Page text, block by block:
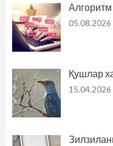
Алгоритм
05.08.2026
Қушлар
15.04.2026